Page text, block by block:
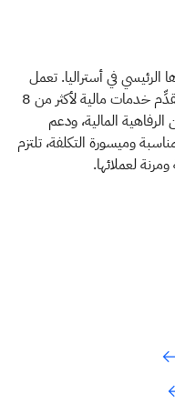
في أستراليا. تعمل
ANZ في 33 سوقًا على مستوى العالم، وتقدِّم خدمات مالية لأكثر من 8
المالية، ودعم
وميسورة التكلفة، تلتزم